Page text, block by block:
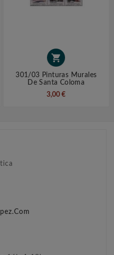

301/03 Pinturas Murales
De Santa Coloma
3,00 €